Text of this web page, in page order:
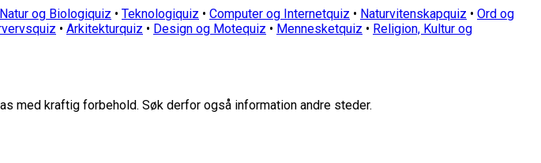
Natur og Biologiquiz • Teknologiquiz • Computer og Internetquiz • Naturvitenskapquiz • Ord og
• Arkitekturquiz • Design og Motequiz • Mennesketquiz • Religion, Kultur og
med kraftig forbehold. Søk derfor også information andre steder.